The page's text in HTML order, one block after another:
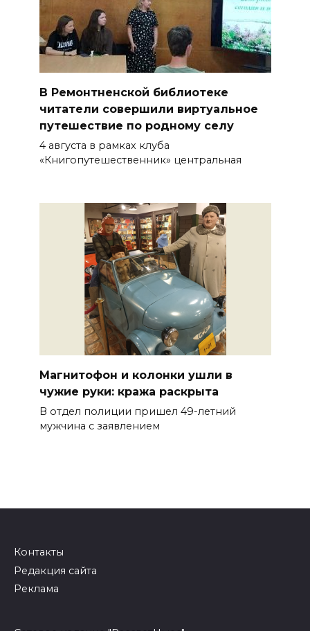
В Ремонтненской библиотеке
читатели совершили виртуальное
путешествие по родному селу
4 августа в рамках клуба
«Книгопутешественник» центральная
Магнитофон и колонки ушли в
чужие руки: кража раскрыта
В отдел полиции пришел 49-летний
мужчина с заявлением
Контакты
Редакция сайта
Реклама